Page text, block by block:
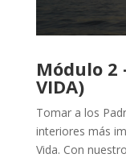
Módulo 2
VIDA)
Tomar a los
interiores más
Vida. Con